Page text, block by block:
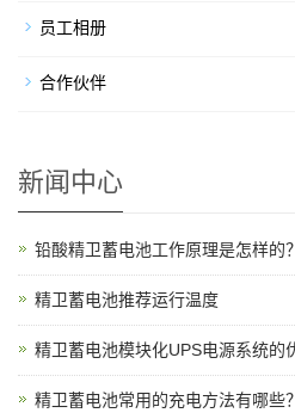
员工相册
合作伙伴
新闻中心
铅酸精卫蓄电池工作原理是怎样的？
精卫蓄电池推荐运行温度
精卫蓄电池模块化UPS电源系统的
精卫蓄电池常用的充电方法有哪些？